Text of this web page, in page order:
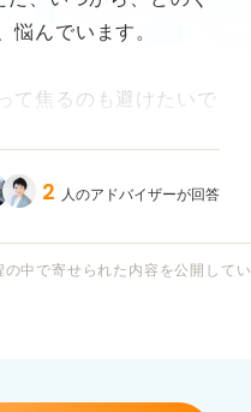
悩んでいます。
て焦るのも避けたいで
て知りたいです。
2 人のアドバイザーが回答
中で寄せられた内容を公開してい